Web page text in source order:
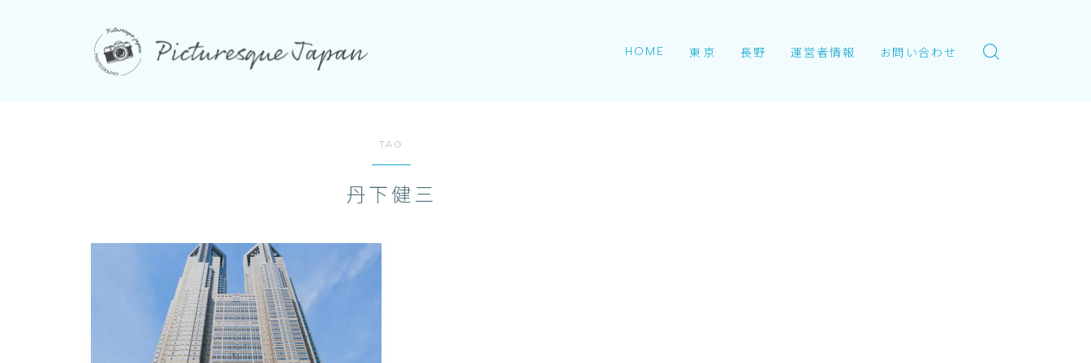
HOME 東京 長野 運営者情報 お問い合わせ
TAG
丹下健三